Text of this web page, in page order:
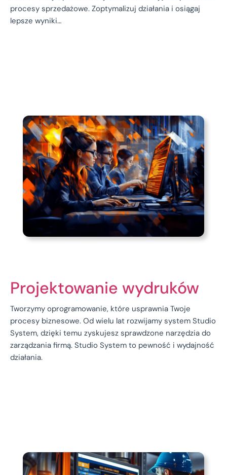
procesy sprzedażowe. Zoptymalizuj działania i osiągaj
lepsze wyniki…
Projektowanie wydruków
Tworzymy oprogramowanie, które usprawnia Twoje
procesy biznesowe. Od wielu lat rozwijamy system Studio
System, dzięki temu zyskujesz sprawdzone narzędzia do
zarządzania firmą. Studio System to pewność i wydajność
działania.